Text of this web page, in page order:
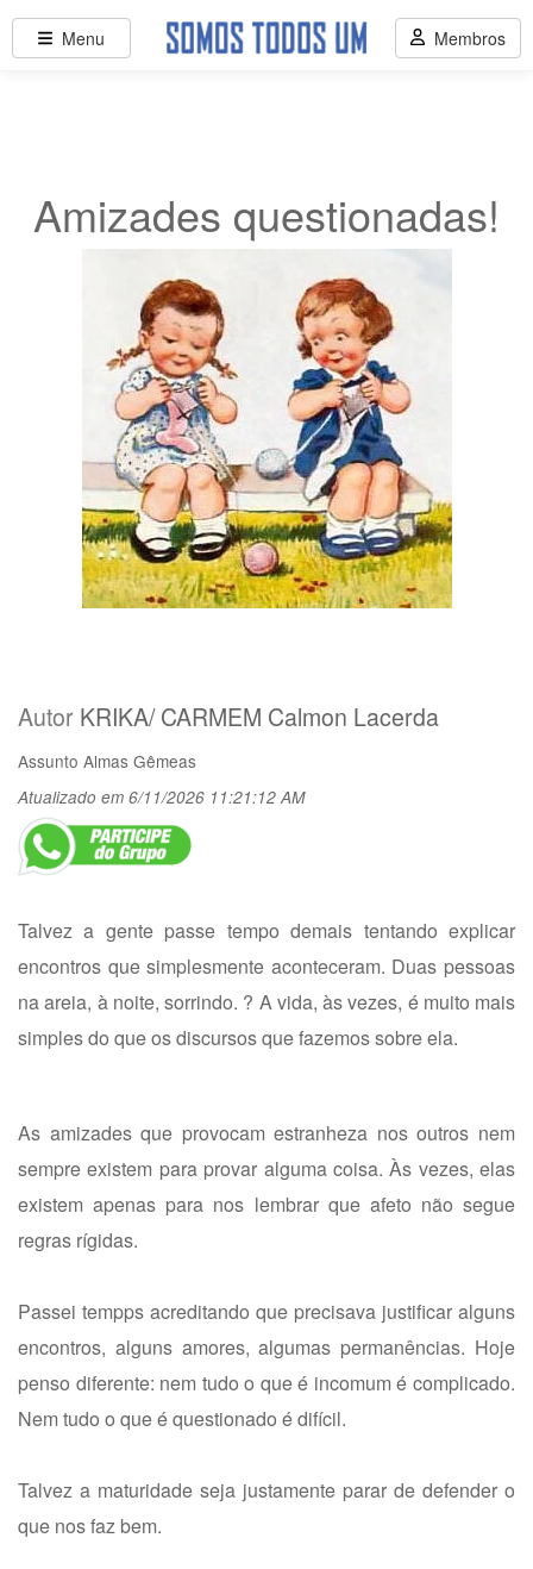
Amizades questionadas!
Autor KRIKA/ CARMEM Calmon Lacerda
Assunto Almas Gêmeas
Atualizado em 6/11/2026 11:21:12 AM
Talvez a gente passe tempo demais tentando explicar
encontros que simplesmente aconteceram. Duas pessoas
na areia, à noite, sorrindo. ? A vida, às vezes, é muito mais
simples do que os discursos que fazemos sobre ela.
As amizades que provocam estranheza nos outros nem
sempre existem para provar alguma coisa. Às vezes, elas
existem apenas para nos lembrar que afeto não segue
regras rígidas.
Passei tempps acreditando que precisava justificar alguns
encontros, alguns amores, algumas permanências. Hoje
penso diferente: nem tudo o que é incomum é complicado.
Nem tudo o que é questionado é difícil.
Talvez a maturidade seja justamente parar de defender o
que nos faz bem.
Menu Membros